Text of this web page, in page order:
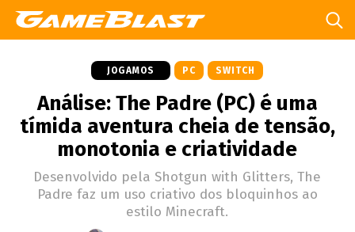
JOGAMOS PC SWITCH
Análise: The Padre (PC) é uma
tímida aventura cheia de tensão,
monotonia e criatividade
Desenvolvido pela Shotgun with Glitters, The
Padre faz um uso criativo dos bloquinhos ao
estilo Minecraft.